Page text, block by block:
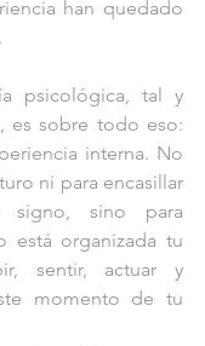
han quedado
es sobre todo eso:
interna. No
ni para encasillar
sino para
está organizada tu
sentir, actuar y
momento de tu